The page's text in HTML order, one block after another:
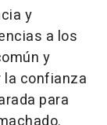
y
a los
y
confianza
para